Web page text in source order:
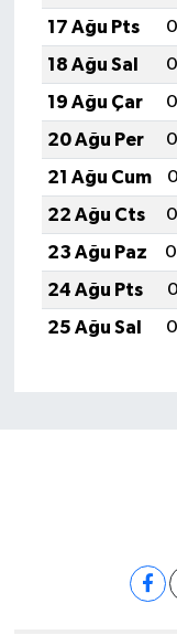
17 Ağu Pts
18 Ağu Sal
19 Ağu Çar
20 Ağu Per
21 Ağu Cum
22 Ağu Cts
23 Ağu Paz
24 Ağu Pts
25 Ağu Sal